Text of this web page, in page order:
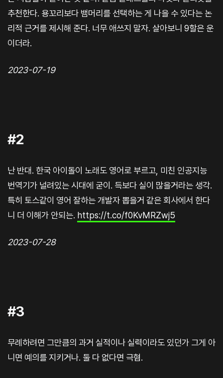
추천한다. 용꼬리보다 뱀머리를 선택하는 게 나을 수 있다는 논
리적 근거를 제시해 준다. 너무 애쓰지 말자. 살아보니 9할은 운
이더라.
2023-07-19
#2
난 반대. 한국 아이돌이 노래도 영어로 부르고, 미친 인공지능
번역기가 널려있는 시대에 굳이. 득보다 실이 많을거라는 생각.
특히 토스같이 영어 잘하는 개발자 뽑을거 같은 회사에서 한다
니 더 이해가 안되는. https://t.co/f0KvMRZwj5
2023-07-28
#3
무례하려면 그만큼의 과거 실적이나 실력이라도 있던가 그게 아
니면 예의를 지키거나. 둘 다 없다면 극혐.